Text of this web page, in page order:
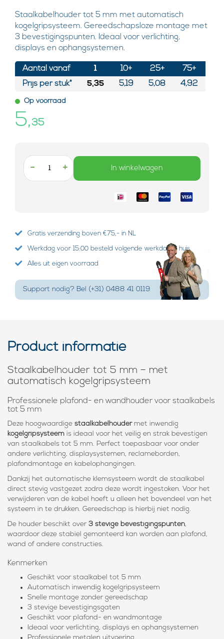
Staalkabelhouder tot 5 mm met automatisch
kogelgripsysteem. Gereedschapsloze montage met
3 bevestigingspunten. Ideaal voor verlichting,
displays en ophangsystemen.
Aantal vanaf
Prijs per stuk*
1
5,35
10+
5,19
25+
5,08
75+
4,92
Op voorraad
5,35
- + In winkelwagen
Gratis verzending boven €75,- in NL
Werkdag voor 15:00 besteld volgende werkdag in huis
Alles uit eigen voorraad
Support nodig? Bel (+31) 0488 41 0119
Product informatie
Staalkabelhouder tot 5 mm – met
automatisch kogelgripsysteem
Professionele plafond- en wandhouder voor staalkabels
tot 5 mm
Deze hoogwaardige staalkabelhoudermet inwendig
kogelgripsysteem is ideaal voor het veilig en strak bevestigen
van staalkabels tot 5 mm. Perfect toepasbaar voor onder
andere verlichting, displaysystemen, reclameborden,
plafondmontage en kabelophangingen.
Dankzij het automatische klemsysteem wordt de staalkabel
direct stevig vastgezet zodra deze wordt ingestoken. Voor het
verwijderen van de kabel hoeft u alleen het bovendeel van het
systeem in te drukken. Gereedschap is hierbij niet nodig.
De houder beschikt over 3 stevige bevestigingspunten,
waardoor deze stabiel gemonteerd kan worden aan plafond,
wand of andere constructies.
Kenmerken
Geschikt voor staalkabel tot 5 mm
Automatisch inwendig kogelgripsysteem
Snelle montage zonder gereedschap
3 stevige bevestigingsgaten
Geschikt voor plafond- en wandmontage
Ideaal voor verlichting, displays en ophangsystemen